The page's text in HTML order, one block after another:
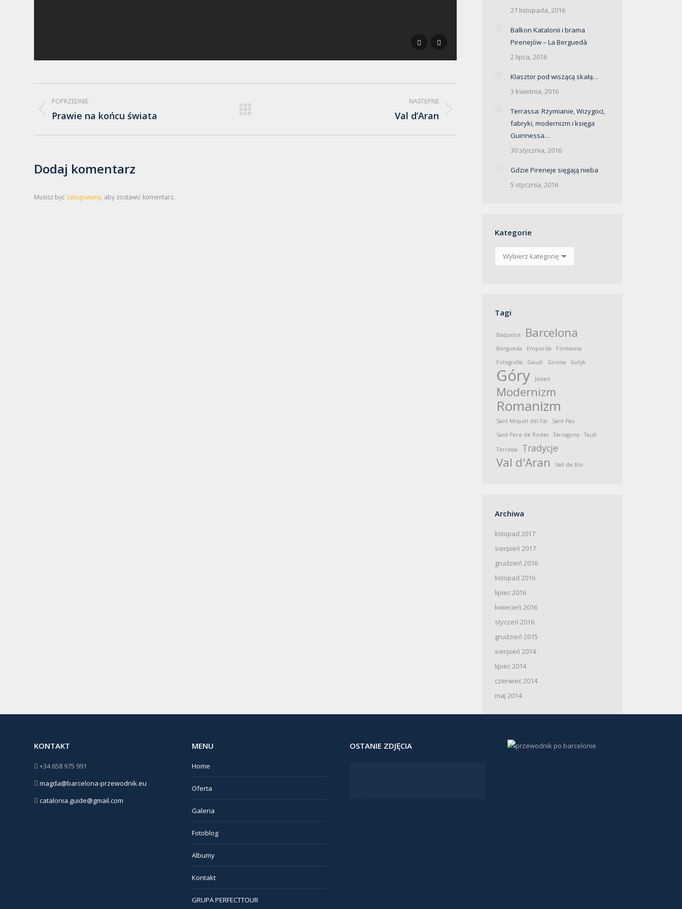
Nawigacja
albumu
POPRZEDNIE
Poprzedni
Prawie na końcu świata
NASTĘPNE
Val d’Aran
Dodaj komentarz
Musisz być zalogowany, aby zostawić komentarz.
27 listopada, 2016
Balkon Katalonii i brama
Pirenejów – La Berguedà
2 lipca, 2016
Klasztor pod wiszącą skałą…
3 kwietnia, 2016
Terrassa: Rzymianie, Wizygoci,
fabryki, modernizm i księga
Guinnessa…
30 stycznia, 2016
Gdzie Pireneje sięgają nieba
5 stycznia, 2016
Kategorie
Kategorie
Tagi
Baqueira Barcelona
Bergueda Emporda
Fontanna
Fotografia
Gaudi Girona Gotyk
Góry Jesień
Modernizm
Romanizm
Sant Miquel del Fai
Sant Pau
Sant Pere de Rodes
Tarragona Taull
Terrassa Tradycje
Val d'Aran Vall de Boi
Archiwa
listopad 2017
sierpień 2017
grudzień 2016
listopad 2016
lipiec 2016
kwiecień 2016
styczeń 2016
grudzień 2015
sierpień 2014
lipiec 2014
czerwiec 2014
maj 2014
KONTAKT
+34 658 975 991
magda@barcelona-przewodnik.eu
catalonia.guide@gmail.com
MENU
Home
Oferta
Galeria
Fotoblog
Albumy
Kontakt
GRUPA PERFECTTOUR
OSTANIE ZDJĘCIA